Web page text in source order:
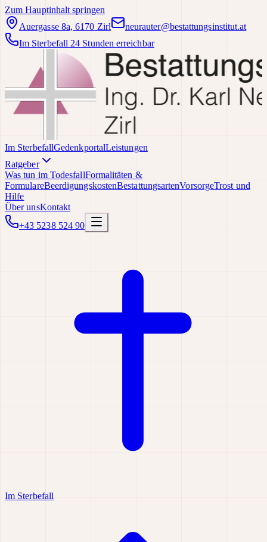
Zum Hauptinhalt springen
Auergasse 8a, 6170 Zirl
neurauter@bestattungsinstitut.at
Im Sterbefall 24 Stunden erreichbar
Im SterbefallGedenkportalLeistungen
Ratgeber
Was tun im TodesfallFormalitäten &
FormulareBeerdigungskostenBestattungsartenVorsorgeTrost und
Hilfe
Über unsKontakt
+43 5238 524 90
Im Sterbefall